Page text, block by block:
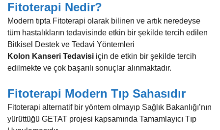
Fitoterapi Nedir?
Modern tıpta Fitoterapi olarak bilinen ve artık neredeyse
tüm hastalıkların tedavisinde etkin bir şekilde tercih edilen
Bitkisel Destek ve Tedavi Yöntemleri
Kolon Kanseri Tedavisi için de etkin bir şekilde tercih
edilmekte ve çok başarılı sonuçlar alınmaktadır.
Fitoterapi Modern Tıp Sahasıdır
Fitoterapi alternatif bir yöntem olmayıp Sağlık Bakanlığı’nın
yürüttüğü GETAT projesi kapsamında Tamamlayıcı Tıp